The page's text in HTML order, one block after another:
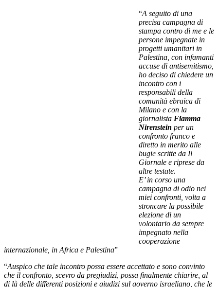
“A seguito di una
precisa campagna di
stampa contro di me e le
persone impegnate in
progetti umanitari in
Palestina, con infamanti
accuse di antisemitismo,
ho deciso di chiedere un
incontro con i
responsabili della
comunità ebraica di
Milano e con la
giornalista Fiamma
Nirenstein per un
confronto franco e
diretto in merito alle
bugie scritte da Il
Giornale e riprese da
altre testate.
E’ in corso una
campagna di odio nei
miei confronti, volta a
stroncare la possibile
elezione di un
volontario da sempre
impegnato nella
cooperazione
internazionale, in Africa e Palestina”
“Auspico che tale incontro possa essere accettato e sono convinto
che il confronto, scevro da pregiudizi, possa finalmente chiarire, al
di là delle differenti posizioni e giudizi sul governo israeliano, che le